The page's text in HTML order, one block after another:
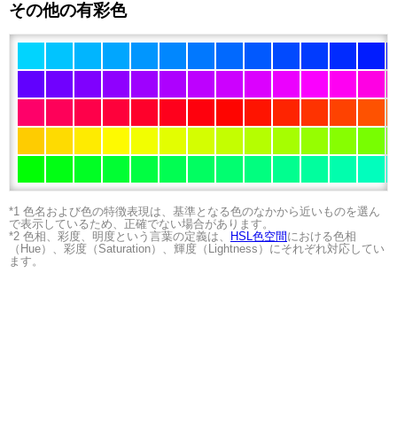
その他の有彩色
*1 色名および色の特徴表現は、基準となる色のなかから近いものを選ん
で表示しているため、正確でない場合があります。
*2 色相、彩度、明度という言葉の定義は、
HSL色空間 における色相
（Hue）、彩度（Saturation）、輝度（Lightness）にそれぞれ対応してい
ます。